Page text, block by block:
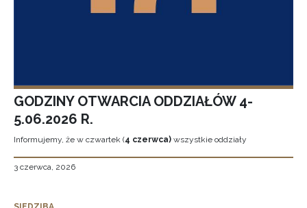
GODZINY OTWARCIA ODDZIAŁÓW 4-
5.06.2026 R.
Informujemy, że w czwartek (4 czerwca) wszystkie oddziały
3 czerwca, 2026